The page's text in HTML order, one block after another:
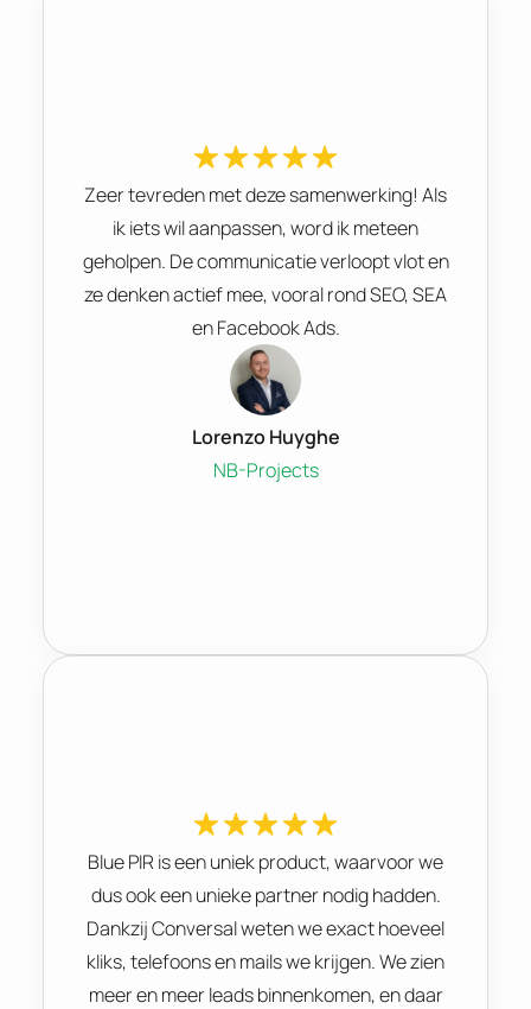
Zeer tevreden met deze samenwerking! Als
ik iets wil aanpassen, word ik meteen
geholpen. De communicatie verloopt vlot en
ze denken actief mee, vooral rond SEO, SEA
en Facebook Ads.
Lorenzo Huyghe
NB-Projects
Blue PIR is een uniek product, waarvoor we
dus ook een unieke partner nodig hadden.
Dankzij Conversal weten we exact hoeveel
kliks, telefoons en mails we krijgen. We zien
meer en meer leads binnenkomen, en daar